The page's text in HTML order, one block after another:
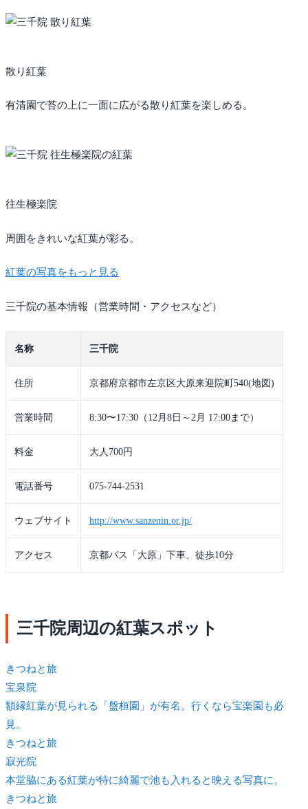
散り紅葉
有清園で苔の上に一面に広がる散り紅葉を楽しめる。
往生極楽院
周囲をきれいな紅葉が彩る。
紅葉の写真をもっと見る
三千院の基本情報（営業時間・アクセスなど）
名称 三千院
住所 京都府京都市左京区大原来迎院町540(地図)
営業時間 8:30〜17:30（12月8日～2月 17:00まで）
料金 大人700円
電話番号 075-744-2531
ウェブサイト http://www.sanzenin.or.jp/
アクセス 京都バス「大原」下車、徒歩10分
三千院周辺の紅葉スポット
きつねと旅
宝泉院
額縁紅葉が見られる「盤桓園」が有名。行くなら宝楽園も必
見。
きつねと旅
寂光院
本堂脇にある紅葉が特に綺麗で池も入れると映える写真に。
きつねと旅